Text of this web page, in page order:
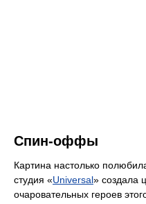
Спин-оффы
Картина настолько
студия «Universal» создала
очаровательных героев